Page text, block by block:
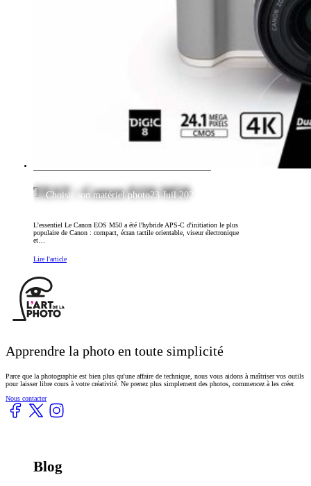
TEST : Canon EOS M50
L’essentiel Le Canon EOS M50 a été l'hybride APS-C d'initiation le plus
populaire de Canon : compact, écran tactile orientable, viseur électronique
et…
Lire l'article
Choisir son matériel photo23 Juil 2023
Footer
Apprendre la photo en toute simplicité
Parce que la photographie est bien plus qu'une affaire de technique, nous vous aidons à maîtriser vos outils
pour laisser libre cours à votre créativité. Ne prenez plus simplement des photos, commencez à les créer.
Nous contacter
Blog